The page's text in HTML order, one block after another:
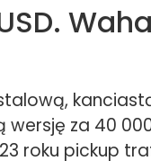
za 40
roku pickup